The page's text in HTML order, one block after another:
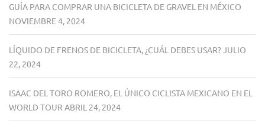
GUÍA PARA COMPRAR UNA BICICLETA DE GRAVEL EN MÉXICO
NOVIEMBRE 4, 2024
LÍQUIDO DE FRENOS DE BICICLETA, ¿CUÁL DEBES USAR?JULIO
22, 2024
ISAAC DEL TORO ROMERO, EL ÚNICO CICLISTA MEXICANO EN EL
WORLD TOUR ABRIL 24, 2024